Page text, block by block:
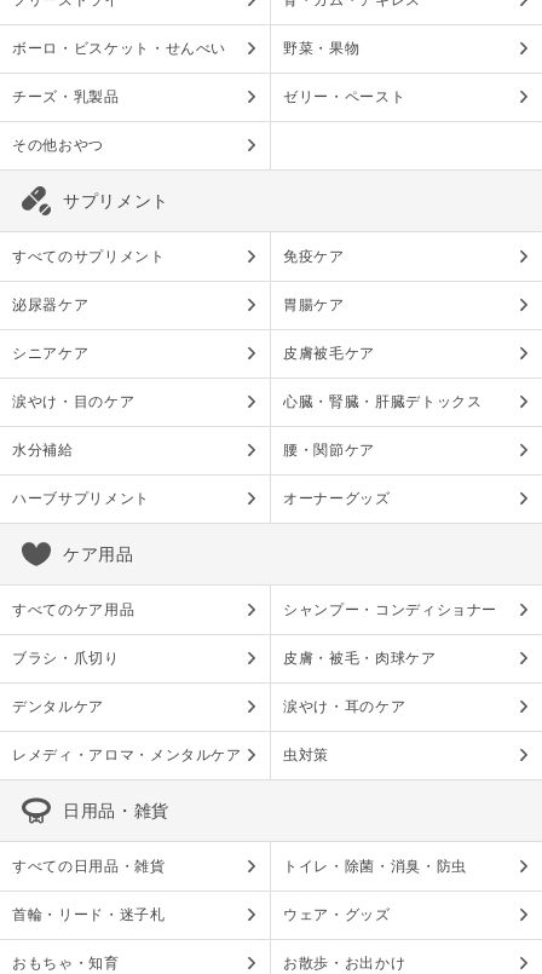
ボーロ・ビスケット・せんべい 野菜・果物
チーズ・乳製品 ゼリー・ペースト
その他おやつ
サプリメント
すべてのサプリメント 免疫ケア
泌尿器ケア 胃腸ケア
シニアケア 皮膚被毛ケア
涙やけ・目のケア 心臓・腎臓・肝臓デトックス
水分補給 腰・関節ケア
ハーブサプリメント オーナーグッズ
ケア用品
すべてのケア用品 シャンプー・コンディショナー
ブラシ・爪切り 皮膚・被毛・肉球ケア
デンタルケア 涙やけ・耳のケア
レメディ・アロマ・メンタルケア 虫対策
日用品・雑貨
すべての日用品・雑貨 トイレ・除菌・消臭・防虫
首輪・リード・迷子札 ウェア・グッズ
おもちゃ・知育 お散歩・お出かけ